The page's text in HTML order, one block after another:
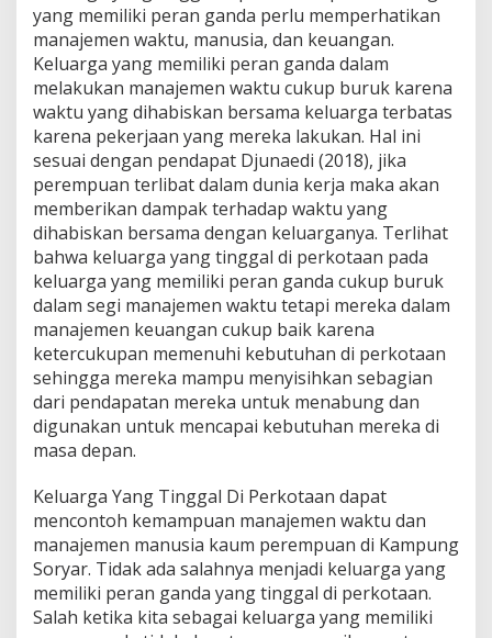
yang memiliki peran ganda perlu memperhatikan
manajemen waktu, manusia, dan keuangan.
Keluarga yang memiliki peran ganda dalam
melakukan manajemen waktu cukup buruk karena
waktu yang dihabiskan bersama keluarga terbatas
karena pekerjaan yang mereka lakukan. Hal ini
sesuai dengan pendapat Djunaedi (2018), jika
perempuan terlibat dalam dunia kerja maka akan
memberikan dampak terhadap waktu yang
dihabiskan bersama dengan keluarganya. Terlihat
bahwa keluarga yang tinggal di perkotaan pada
keluarga yang memiliki peran ganda cukup buruk
dalam segi manajemen waktu tetapi mereka dalam
manajemen keuangan cukup baik karena
ketercukupan memenuhi kebutuhan di perkotaan
sehingga mereka mampu menyisihkan sebagian
dari pendapatan mereka untuk menabung dan
digunakan untuk mencapai kebutuhan mereka di
masa depan.
Keluarga Yang Tinggal Di Perkotaan dapat
mencontoh kemampuan manajemen waktu dan
manajemen manusia kaum perempuan di Kampung
Soryar. Tidak ada salahnya menjadi keluarga yang
memiliki peran ganda yang tinggal di perkotaan.
Salah ketika kita sebagai keluarga yang memiliki